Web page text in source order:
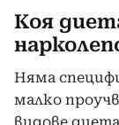
Коя
Няма
малко
видове